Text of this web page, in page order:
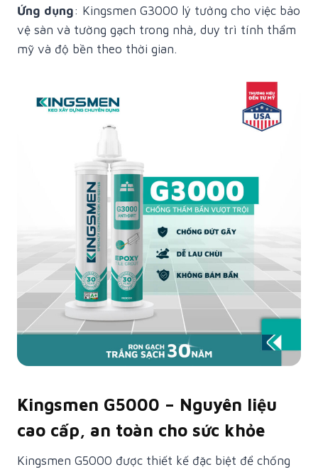
Ứng dụng: Kingsmen G3000 lý tưởng cho việc bảo
vệ sàn và tường gạch trong nhà, duy trì tính thẩm
mỹ và độ bền theo thời gian.
Kingsmen G5000 – Nguyên liệu
cao cấp, an toàn cho sức khỏe
Kingsmen G5000 được thiết kế đặc biệt để chống